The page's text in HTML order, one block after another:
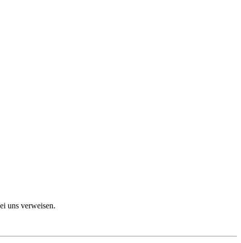
uns verweisen.